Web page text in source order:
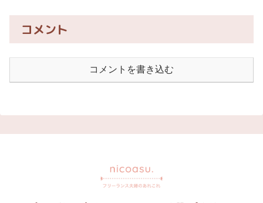
コメント
コメントを書き込む